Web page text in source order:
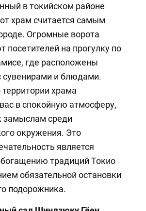
в токийском районе
храм считается самым
Огромные ворота
посетителей на прогулку по
где расположены
сувенирами и блюдами.
храма
в спокойную атмосферу,
замыслам среди
окружения. Это
является
традиций Токио
обязательной остановки
подорожника.